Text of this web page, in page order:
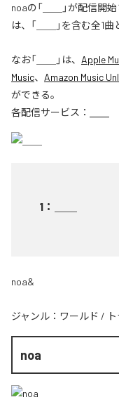
noaの「＿＿」が配信開
は、「＿＿」を含む全1曲
なお「 」は、 Apple
Music、 Amazon Music
ができる。
各配信サービス：
1 ：
noa&
ジャンル： ワールド /
noa